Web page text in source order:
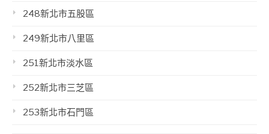
248新北市五股區
249新北市八里區
251新北市淡水區
252新北市三芝區
253新北市石門區